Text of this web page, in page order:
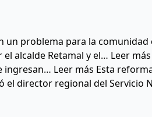
un problema para la
alcalde Retamal y el… Leer
ingresan… Leer más Esta
director regional del Servicio